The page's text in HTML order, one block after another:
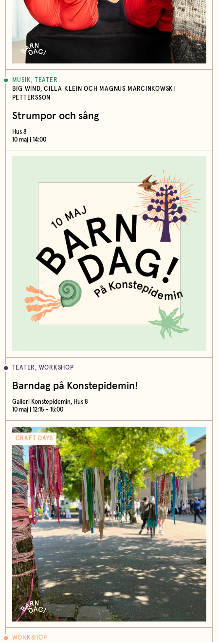
MUSIK, TEATER
BIG WIND, CILLA KLEIN OCH MAGNUS MARCINKOWSKI
PETTERSSON
Strumpor och sång
Hus 8
10 maj | 14:00
TEATER, WORKSHOP
Barndag på Konstepidemin!
Galleri Konstepidemin, Hus 8
10 maj | 12:15 – 15:00
CRAFT DAYS
WORKSHOP